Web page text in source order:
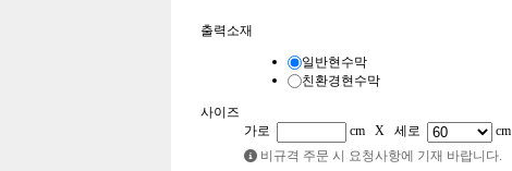
출력소재
일반현수막
친환경현수막
사이즈
가로
cm X 세로
cm
비규격 주문 시 요청사항에 기재 바랍니다.